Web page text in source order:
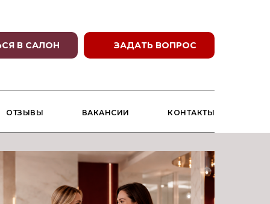
В САЛОН ЗАДАТЬ ВОПРОС
ОТЗЫВЫ ВАКАНСИИ КОНТАКТЫ